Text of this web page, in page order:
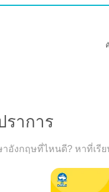
าการ
อังกฤษที่ไหนดี? หาที่เ